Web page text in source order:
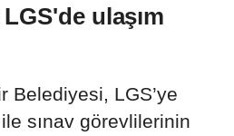
ulaşım
Belediyesi, LGS’ye
sınav görevlilerinin